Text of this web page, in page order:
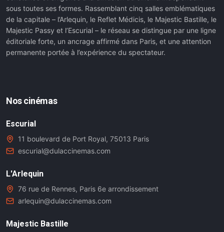
sous toutes ses formes. Rassemblant cinq salles emblématiques
de la capitale – l’Arlequin, le Reflet Médicis, le Majestic Bastille, le
Majestic Passy et l’Escurial – le réseau se distingue par une ligne
éditoriale forte, un ancrage affirmé dans Paris, et une attention
permanente portée à l’expérience du spectateur.
Nos cinémas
Escurial
11 boulevard de Port Royal, 75013 Paris
escurial@dulaccinemas.com
L'Arlequin
76 rue de Rennes, Paris 6e arrondissement
arlequin@dulaccinemas.com
Majestic Bastille